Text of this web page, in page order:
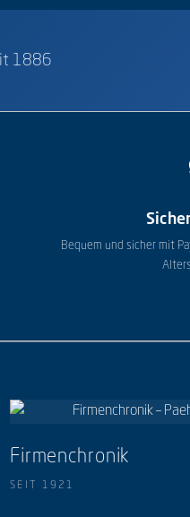
1886
Bequem und sicher mit
Firmenchronik
SEIT 1921